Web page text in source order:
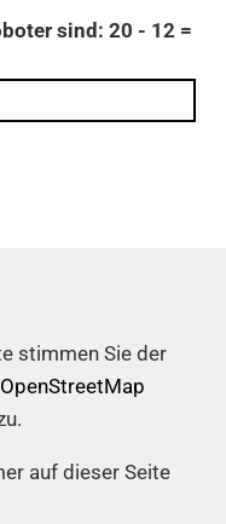
sind: 20 - 12 =
stimmen Sie der
OpenStreetMap
auf dieser Seite